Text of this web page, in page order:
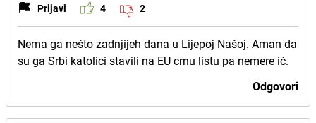
Prijavi 4 2
Nema ga nešto zadnjijeh dana u Lijepoj Našoj. Aman da
su ga Srbi katolici stavili na EU crnu listu pa nemere ić.
Odgovori